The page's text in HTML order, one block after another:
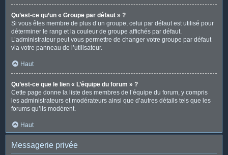
Qu’est-ce qu’un « Groupe par défaut » ?
Si vous êtes membre de plus d’un groupe, celui par défaut est utilisé pour
déterminer le rang et la couleur de groupe affichés par défaut.
L’administrateur peut vous permettre de changer votre groupe par défaut
via votre panneau de l’utilisateur.
Haut
Qu’est-ce que le lien « L’équipe du forum » ?
Cette page donne la liste des membres de l’équipe du forum, y compris
les administrateurs et modérateurs ainsi que d’autres détails tels que les
forums qu’ils modèrent.
Haut
Messagerie privée